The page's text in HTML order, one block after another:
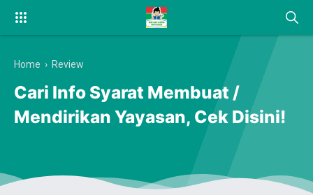
Home › Review
Cari Info Syarat Membuat /
Mendirikan Yayasan, Cek Disini!